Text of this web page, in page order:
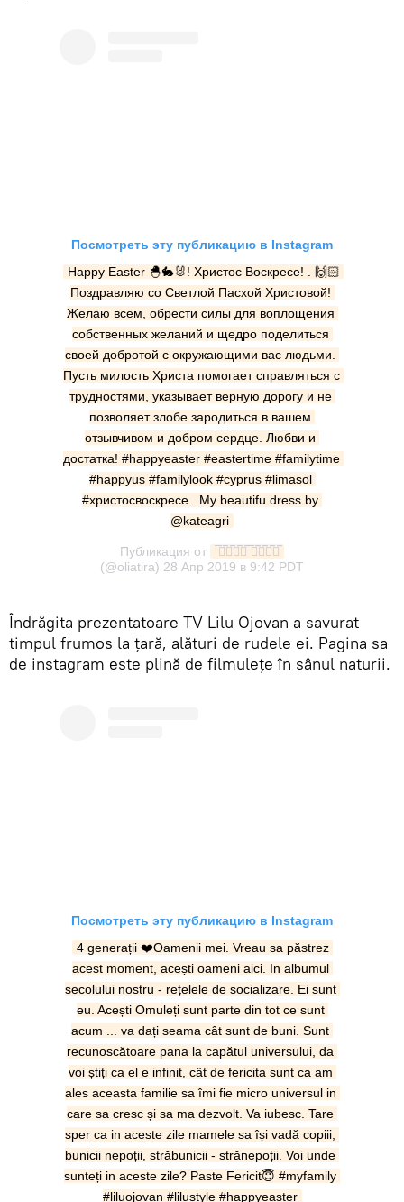
Посмотреть эту публикацию в Instagram
Happy Easter 🐣🐇🐰! Христос Воскресе! . 🙌🏻
Поздравляю со Светлой Пасхой Христовой!
Желаю всем, обрести силы для воплощения
собственных желаний и щедро поделиться
своей добротой с окружающими вас людьми.
Пусть милость Христа помогает справляться с
трудностями, указывает верную дорогу и не
позволяет злобе зародиться в вашем
отзывчивом и добром сердце. Любви и
достатка! #happyeaster #eastertime #familytime
#happyus #familylook #cyprus #limasol
#христосвоскресе . My beautifu dress by
@kateagri
Публикация от
̅🅞̅🅛̅🅘̅🅐̅ ̅🅣̅🅘̅🅡̅🅐̅
(@oliatira) 28 Апр 2019 в 9:42 PDT
Îndrăgita prezentatoare TV Lilu Ojovan a savurat
timpul frumos la ţară, alături de rudele ei. Pagina sa
de instagram este plină de filmuleţe în sânul naturii.
Посмотреть эту публикацию в Instagram
4 generații ❤️Oamenii mei. Vreau sa păstrez
acest moment, acești oameni aici. In albumul
secolului nostru - rețelele de socializare. Ei sunt
eu. Acești Omuleți sunt parte din tot ce sunt
acum ... va dați seama cât sunt de buni. Sunt
recunoscătoare pana la capătul universului, da
voi știți ca el e infinit, cât de fericita sunt ca am
ales aceasta familie sa îmi fie micro universul in
care sa cresc și sa ma dezvolt. Va iubesc. Tare
sper ca in aceste zile mamele sa își vadă copiii,
bunicii nepoții, străbunicii - strănepoții. Voi unde
sunteți in aceste zile? Paste Fericit😇 #myfamily
#liluojovan #lilustyle #happyeaster